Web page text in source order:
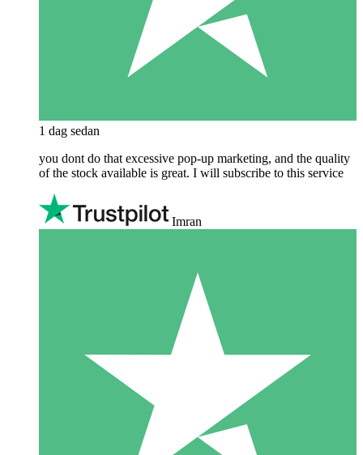
1 dag sedan
you dont do that excessive pop-up marketing, and the quality
of the stock available is great. I will subscribe to this service
Imran